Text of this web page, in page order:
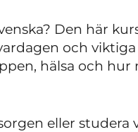
Den här
och
hälsa och
eller studera